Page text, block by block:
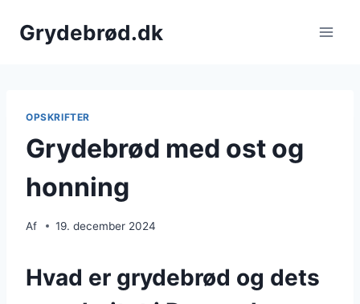
Grydebrød.dk
OPSKRIFTER
Grydebrød med ost og
honning
Af 19. december 2024
Hvad er grydebrød og dets